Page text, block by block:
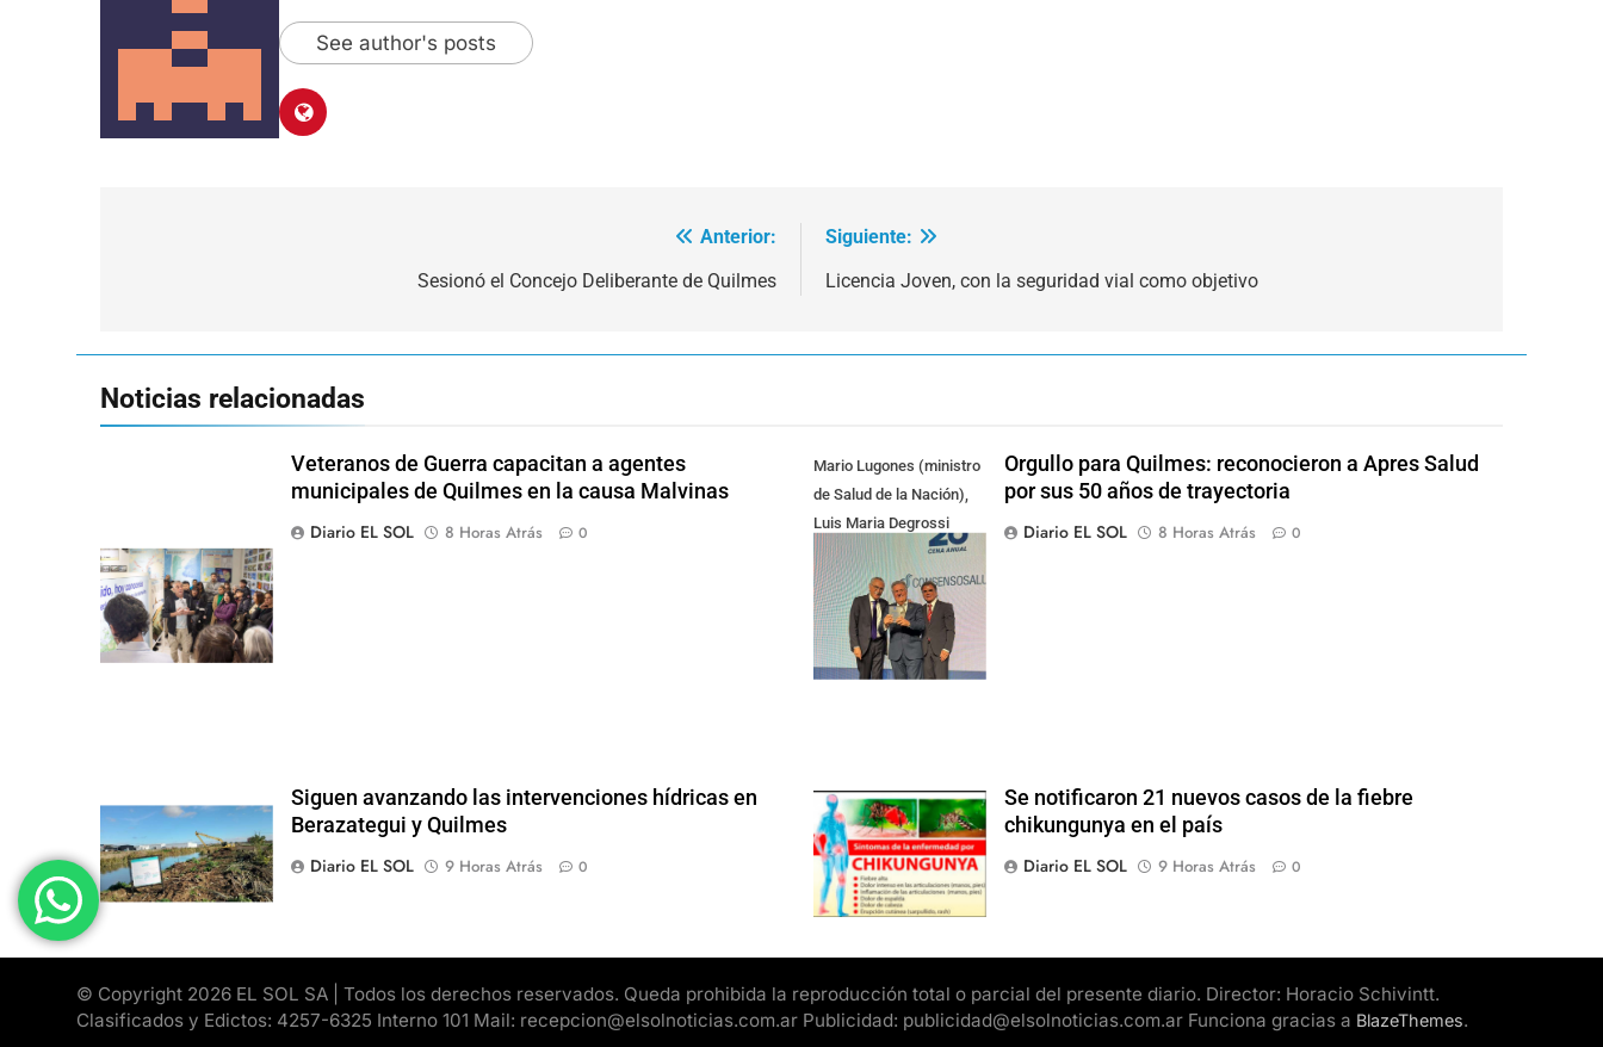
See author's posts
Anterior:
Sesionó el Concejo Deliberante de Quilmes
Siguiente:
Licencia Joven, con la seguridad vial como objetivo
Noticias relacionadas
Veteranos de Guerra capacitan a agentes
municipales de Quilmes en la causa Malvinas
Diario EL SOL
8 Horas Atrás 0
Mario Lugones (ministro
de Salud de la Nación),
Luis Maria Degrossi
(Presidente de Apres
Salud) y Cristian Mazza
(Presidente de ALAMI)
Orgullo para Quilmes: reconocieron a Apres Salud
por sus 50 años de trayectoria
Diario EL SOL
8 Horas Atrás 0
Siguen avanzando las intervenciones hídricas en
Berazategui y Quilmes
Diario EL SOL
9 Horas Atrás 0
Se notificaron 21 nuevos casos de la fiebre
chikungunya en el país
Diario EL SOL
9 Horas Atrás 0
© Copyright 2026 EL SOL SA | Todos los derechos reservados. Queda prohibida la reproducción total o parcial del presente diario. Director: Horacio Schivintt.
Clasificados y Edictos: 4257-6325 Interno 101 Mail: recepcion@elsolnoticias.com.ar Publicidad: publicidad@elsolnoticias.com.ar Funciona gracias a BlazeThemes.